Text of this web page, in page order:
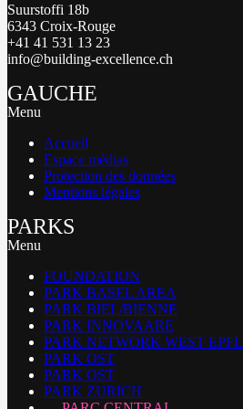
Suurstoffi 18b
6343 Croix-Rouge
+41 41 531 13 23
info@building-excellence.ch
GAUCHE
Menu
Accueil
Espace médias
Protection des données
Mentions légales
PARKS
Menu
FOUNDATION
PARK BASEL AREA
PARK BIEL/BIENNE
PARK INNOVAARE
PARK NETWORK WEST EPFL
PARK OST
PARK OST
PARK ZURICH